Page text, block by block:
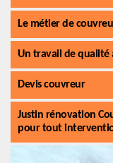
Le métier de
Un travail de qualité
Devis couvreur
Justin rénovation
pour tout